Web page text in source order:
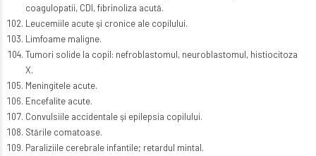
coagulopatii, CDI, fibrinoliza acută.
Leucemiile acute şi cronice ale copilului.
Limfoame maligne.
Tumori solide la copil: nefroblastomul, neuroblastomul, histiocitoza
X.
Meningitele acute.
Encefalite acute.
Convulsiile accidentale şi epilepsia copilului.
Stările comatoase.
Paraliziile cerebrale infantile; retardul mintal.